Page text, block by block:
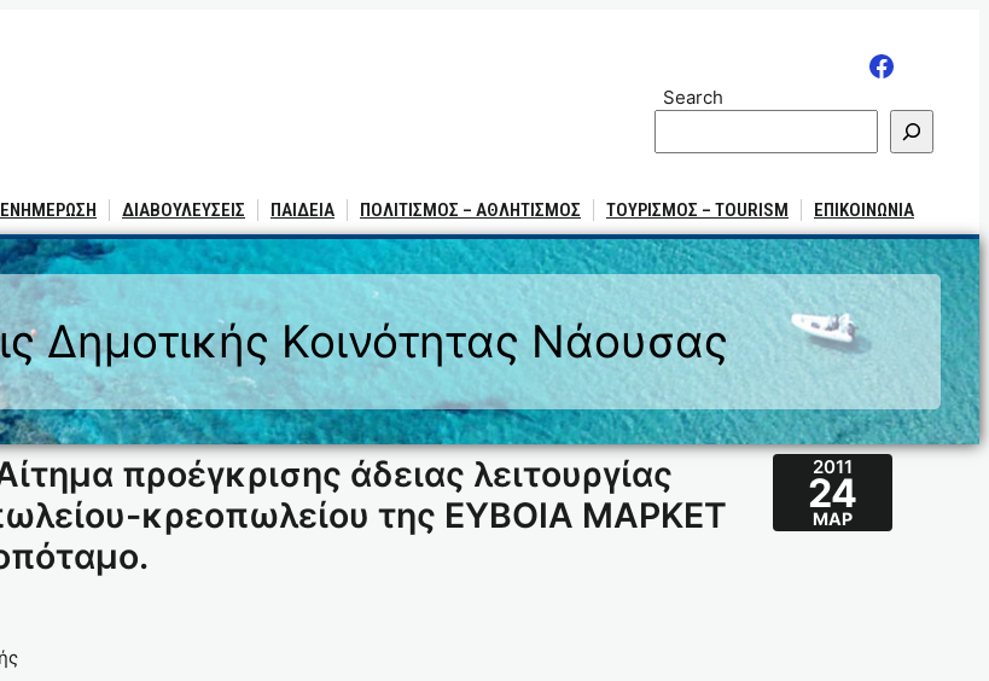
Search
ΕΝΗΜΕΡΩΣΗ ΔΙΑΒΟΥΛΕΥΣΕΙΣ ΠΑΙΔΕΙΑ ΠΟΛΙΤΙΣΜΟΣ – ΑΘΛΗΤΙΣΜΟΣ ΤΟΥΡΙΣΜΟΣ – TOURISM ΕΠΙΚΟΙΝΩΝΙΑ
Δημοτικής Κοινότητας Νάουσας
προέγκρισης άδειας λειτουργίας
κρεοπωλείου της ΕΥΒΟΙΑ ΜΑΡΚΕΤ
2011
24
ΜΑΡ